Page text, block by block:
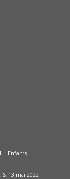
– Enfants
13 mai 2022